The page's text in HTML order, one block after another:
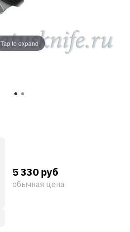
Tap to expand
5 330 руб
обычная цена